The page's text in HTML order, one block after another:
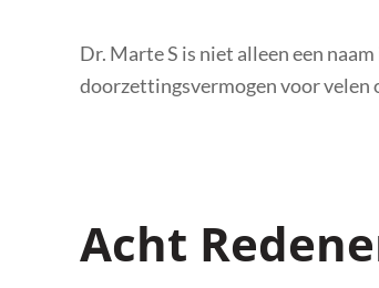
Dr. Marte S is niet alleen een
doorzettingsvermogen voor velen
Acht